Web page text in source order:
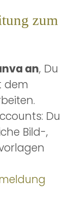
zum
an, Du
dem
Du
Bild-,